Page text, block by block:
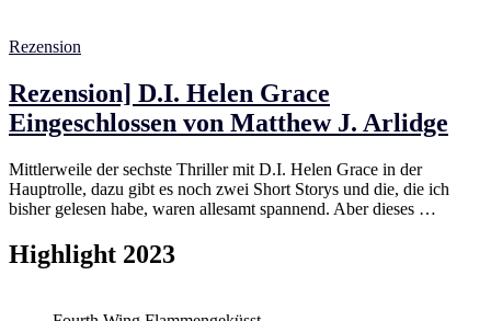
Rezension
Rezension] D.I. Helen Grace
Eingeschlossen von Matthew J. Arlidge
Mittlerweile der sechste Thriller mit D.I. Helen Grace in der
Hauptrolle, dazu gibt es noch zwei Short Storys und die, die ich
bisher gelesen habe, waren allesamt spannend. Aber dieses …
Highlight 2023